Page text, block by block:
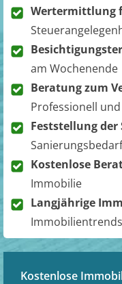
Wertermittlung
am Wochenende
Beratung zum
Professionell
Feststellung der
Sanierungsbedarf
Kostenlose
Immobilie
Langjährige
Immobilientrends
Kostenlose